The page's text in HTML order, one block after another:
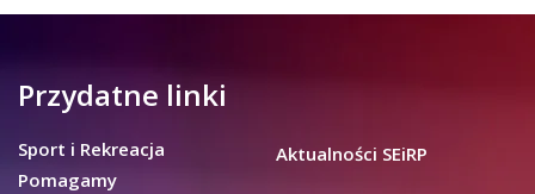
Przydatne linki
Sport i Rekreacja
Pomagamy
Aktualności SEiRP